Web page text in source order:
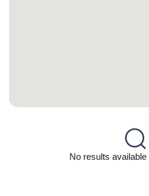
No results available